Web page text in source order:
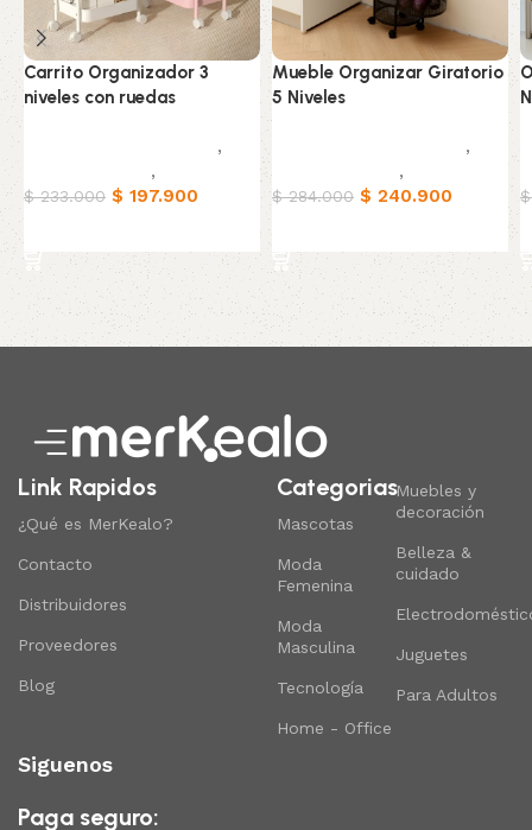
Carrito Organizador 3
niveles con ruedas
,
,
$233.000 $ 197.900
Mueble Organizar Giratorio
5 Niveles
,
,
$284.000 $ 240.900 $
Read More
Link Rapidos
¿Qué es MerKealo?
Contacto
Distribuidores
Proveedores
Blog
Categorias
Mascotas
Moda
Femenina
Moda
Masculina
Tecnología
Home - Office
Muebles y
decoración
Belleza &
cuidado
Juguetes
Para Adultos
Siguenos
Paga seguro: